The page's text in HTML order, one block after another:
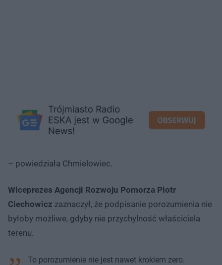
– powiedziała Chmielowiec.
Wiceprezes Agencji Rozwoju Pomorza Piotr
Ciechowicz zaznaczył, że podpisanie porozumienia nie
byłoby możliwe, gdyby nie przychylność właściciela
terenu.
To porozumienie nie jest nawet krokiem zero.